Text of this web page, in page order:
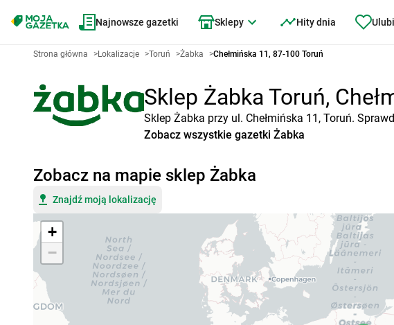
Najnowsze gazetki Sklepy Hity dnia
Strona główna >Lokalizacje >Toruń >Żabka >Chełmińska 11, 87-100 Toruń
Sklep Żabka Toruń,
Sklep Żabka przy ul. Chełmińska 11, Toruń.
Zobacz wszystkie gazetki Żabka
Zobacz na mapie sklep Żabka
Znajdź moją lokalizację
+
−